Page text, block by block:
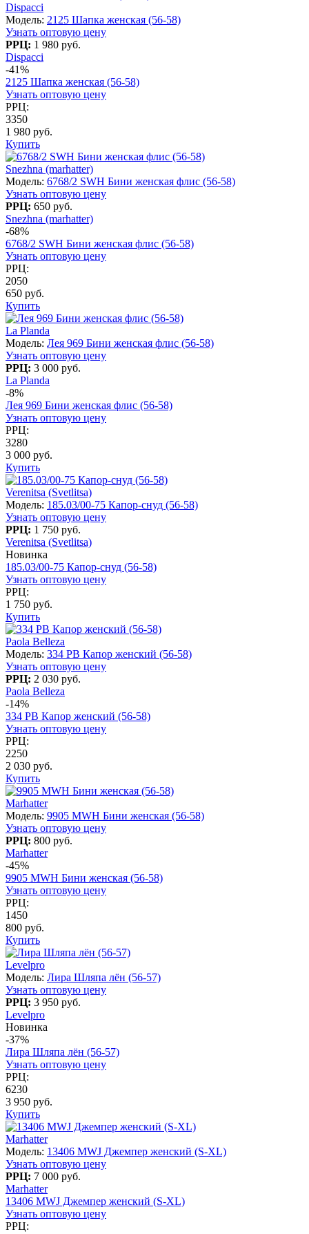
Dispacci
Модель: 2125 Шапка женская (56-58)
Узнать оптовую цену
РРЦ: 1 980 руб.
Dispacci
-41%
2125 Шапка женская (56-58)
Узнать оптовую цену
РРЦ:
3350
1 980 руб.
Купить
Snezhna (marhatter)
Модель: 6768/2 SWH Бини женская флис (56-58)
Узнать оптовую цену
РРЦ: 650 руб.
Snezhna (marhatter)
-68%
6768/2 SWH Бини женская флис (56-58)
Узнать оптовую цену
РРЦ:
2050
650 руб.
Купить
La Planda
Модель: Лея 969 Бини женская флис (56-58)
Узнать оптовую цену
РРЦ: 3 000 руб.
La Planda
-8%
Лея 969 Бини женская флис (56-58)
Узнать оптовую цену
РРЦ:
3280
3 000 руб.
Купить
Verenitsa (Svetlitsa)
Модель: 185.03/00-75 Капор-снуд (56-58)
Узнать оптовую цену
РРЦ: 1 750 руб.
Verenitsa (Svetlitsa)
Новинка
185.03/00-75 Капор-снуд (56-58)
Узнать оптовую цену
РРЦ:
1 750 руб.
Купить
Paola Belleza
Модель: 334 PB Капор женский (56-58)
Узнать оптовую цену
РРЦ: 2 030 руб.
Paola Belleza
-14%
334 PB Капор женский (56-58)
Узнать оптовую цену
РРЦ:
2250
2 030 руб.
Купить
Marhatter
Модель: 9905 MWH Бини женская (56-58)
Узнать оптовую цену
РРЦ: 800 руб.
Marhatter
-45%
9905 MWH Бини женская (56-58)
Узнать оптовую цену
РРЦ:
1450
800 руб.
Купить
Levelpro
Модель: Лира Шляпа лён (56-57)
Узнать оптовую цену
РРЦ: 3 950 руб.
Levelpro
Новинка
-37%
Лира Шляпа лён (56-57)
Узнать оптовую цену
РРЦ:
6230
3 950 руб.
Купить
Marhatter
Модель: 13406 MWJ Джемпер женский (S-XL)
Узнать оптовую цену
РРЦ: 7 000 руб.
Marhatter
13406 MWJ Джемпер женский (S-XL)
Узнать оптовую цену
РРЦ: